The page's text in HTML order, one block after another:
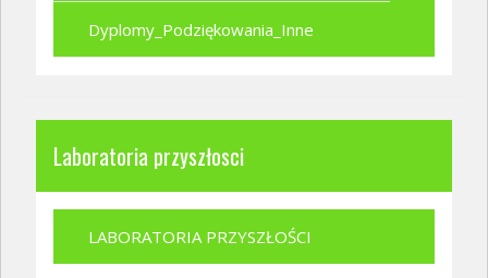
Dyplomy_Podziękowania_Inne
Laboratoria przyszłosci
LABORATORIA PRZYSZŁOŚCI